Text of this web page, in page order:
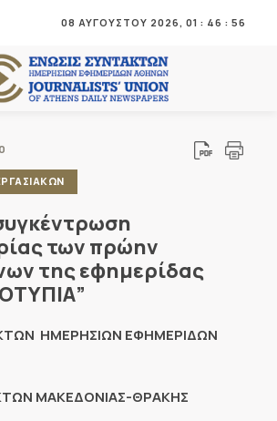
08 ΑΥΓΟΥΣΤΟΥ 2026, 01 : 46 : 56
των πρώην
της εφημερίδας
ΗΜΕΡΗΣΙΩΝ ΕΦΗΜΕΡΙΔΩΝ
ΜΑΚΕΔΟΝΙΑΣ-ΘΡΑΚΗΣ